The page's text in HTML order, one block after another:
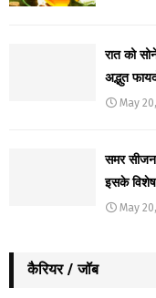
रात को
अद्भुत
May
समर
इसके
May
कैरियर / जॉब